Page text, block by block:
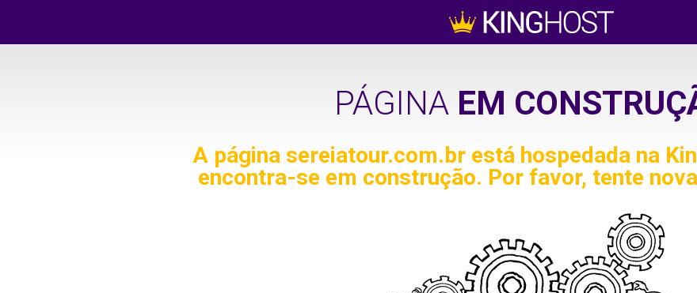
PÁGINA EM
A página sereiatour.com.br está hospedada na
encontra-se em construção. Por favor, tente